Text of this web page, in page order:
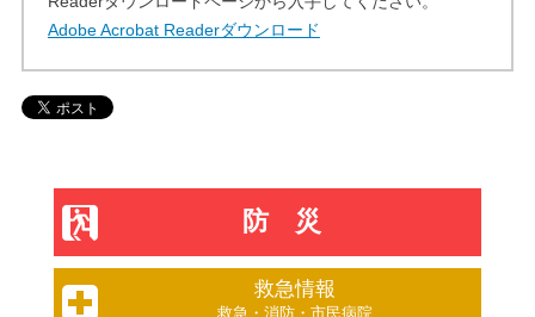
Adobe Acrobat Readerダウンロード
防災
救急情報
救急・消防・市民病院